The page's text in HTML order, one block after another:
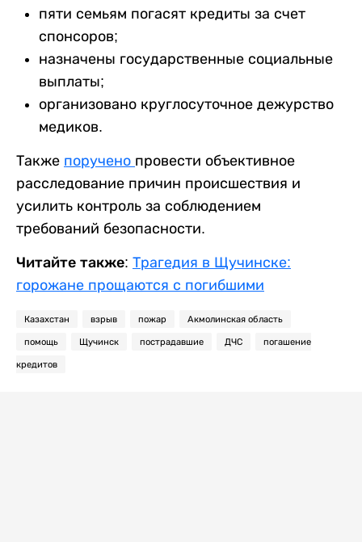
пяти семьям погасят кредиты за счет
спонсоров;
назначены государственные социальные
выплаты;
организовано круглосуточное дежурство
медиков.
Также поручено провести объективное
расследование причин происшествия и
усилить контроль за соблюдением
требований безопасности.
Читайте также: Трагедия в Щучинске:
горожане прощаются с погибшими
Казахстан взрыв пожар Акмолинская область
помощь Щучинск пострадавшие ДЧС погашение
кредитов